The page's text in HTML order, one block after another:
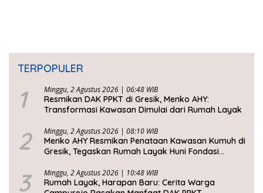
TERPOPULER
1 Minggu, 2 Agustus 2026 | 06:48 WIB
Resmikan DAK PPKT di Gresik, Menko AHY:
Transformasi Kawasan Dimulai dari Rumah Layak
2 Minggu, 2 Agustus 2026 | 08:10 WIB
Menko AHY Resmikan Penataan Kawasan Kumuh di
Gresik, Tegaskan Rumah Layak Huni Fondasi
3 Minggu, 2 Agustus 2026 | 10:48 WIB
Rumah Layak, Harapan Baru: Cerita Warga